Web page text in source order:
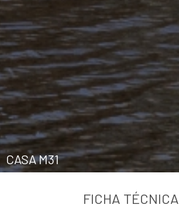
CASA M31
FICHA TÉCNICA